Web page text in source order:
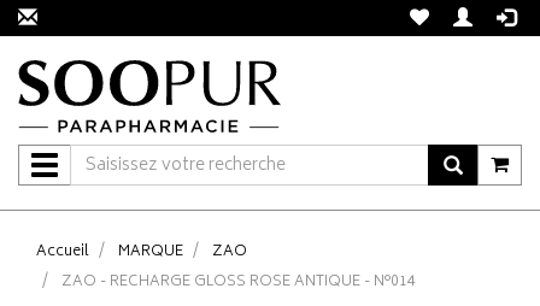
Navigation
Accueil MARQUE
ZAO
ZAO - RECHARGE GLOSS ROSE ANTIQUE - N°014